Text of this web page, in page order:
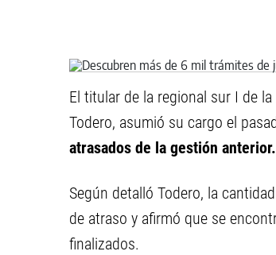
El titular de la regional sur I de
Todero, asumió su cargo el
atrasados de la gestión anterior.
Según detalló Todero, la
de atraso y afirmó que se
finalizados.